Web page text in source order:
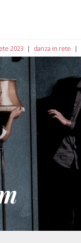
2023 danza in rete